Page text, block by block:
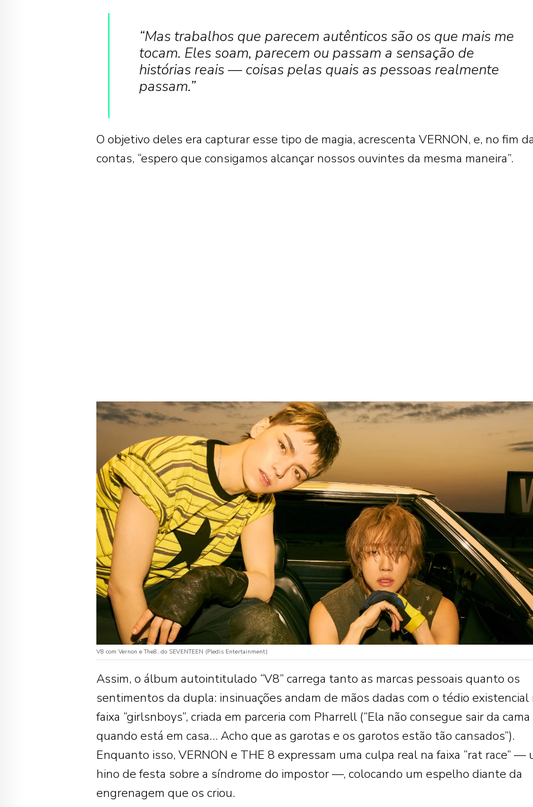
“Mas trabalhos que parecem autênticos são os que mais me
tocam. Eles soam, parecem ou passam a sensação de
histórias reais — coisas pelas quais as pessoas realmente
passam.”
O objetivo deles era capturar esse tipo de magia, acrescenta VERNON, e, no fim
contas, “espero que consigamos alcançar nossos ouvintes da mesma maneira”.
V8 com Vernon e The8, do SEVENTEEN (Pledis Entertainment)
Assim, o álbum autointitulado “V8” carrega tanto as marcas pessoais quanto os
sentimentos da dupla: insinuações andam de mãos dadas com o tédio existencial
faixa “girlsnboys”, criada em parceria com Pharrell (“Ela não consegue sair da cama
quando está em casa… Acho que as garotas e os garotos estão tão cansados”).
Enquanto isso, VERNON e THE 8 expressam uma culpa real na faixa “rat race” —
hino de festa sobre a síndrome do impostor —, colocando um espelho diante da
engrenagem que os criou.